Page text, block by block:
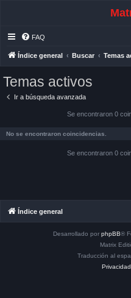
FAQ
Índice general Buscar Temas
Temas activos
Ir a búsqueda avanzada
Se encontraron 0
No se encontraron coincidencias.
Se encontraron 0
Índice general
Desarrollado por phpBB®
Matrix
Traducción al
Privacidad